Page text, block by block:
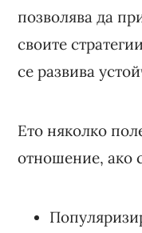
позволява да
своите
се развива
Ето няколко
отношение, ако